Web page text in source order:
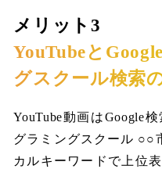
メリット3
YouTubeと
グスクール検索
YouTube動画はGoogle
グラミングスクール ○○
カルキーワードで上位